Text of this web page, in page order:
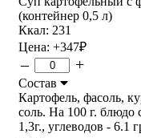
(контейнер 0,5 л)
Ккал: 231
Цена: +347₽
– +
Состав
Картофель, фасоль,
соль. На 100 г. блюдо
1,3г., углеводов - 6.1